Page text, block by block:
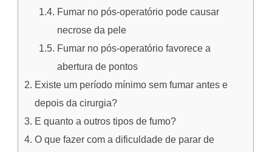
Fumar no pós-operatório pode causar
necrose da pele
Fumar no pós-operatório favorece a
abertura de pontos
Existe um período mínimo sem fumar antes e
depois da cirurgia?
E quanto a outros tipos de fumo?
O que fazer com a dificuldade de parar de